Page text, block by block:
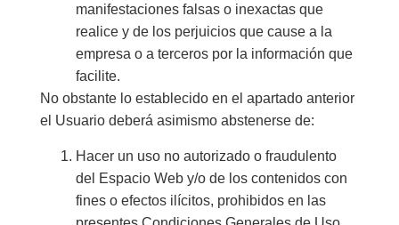
manifestaciones falsas o inexactas que
realice y de los perjuicios que cause a la
empresa o a terceros por la información que
facilite.
No obstante lo establecido en el apartado anterior
el Usuario deberá asimismo abstenerse de:
Hacer un uso no autorizado o fraudulento
del Espacio Web y/o de los contenidos con
fines o efectos ilícitos, prohibidos en las